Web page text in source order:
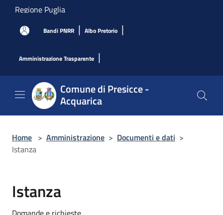
Salta al contenuto principale
Regione Puglia
Bandi PNRR | Albo Pretorio |
Amministrazione Trasparente |
Comune di Presicce -
Acquarica
Home > Amministrazione > Documenti e dati >
Istanza
Istanza